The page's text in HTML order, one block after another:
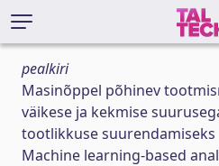
pealkiri
Masinõppel põhinev
väikese ja kekmise
tootlikkuse suurendamiseks
Machine learning-based